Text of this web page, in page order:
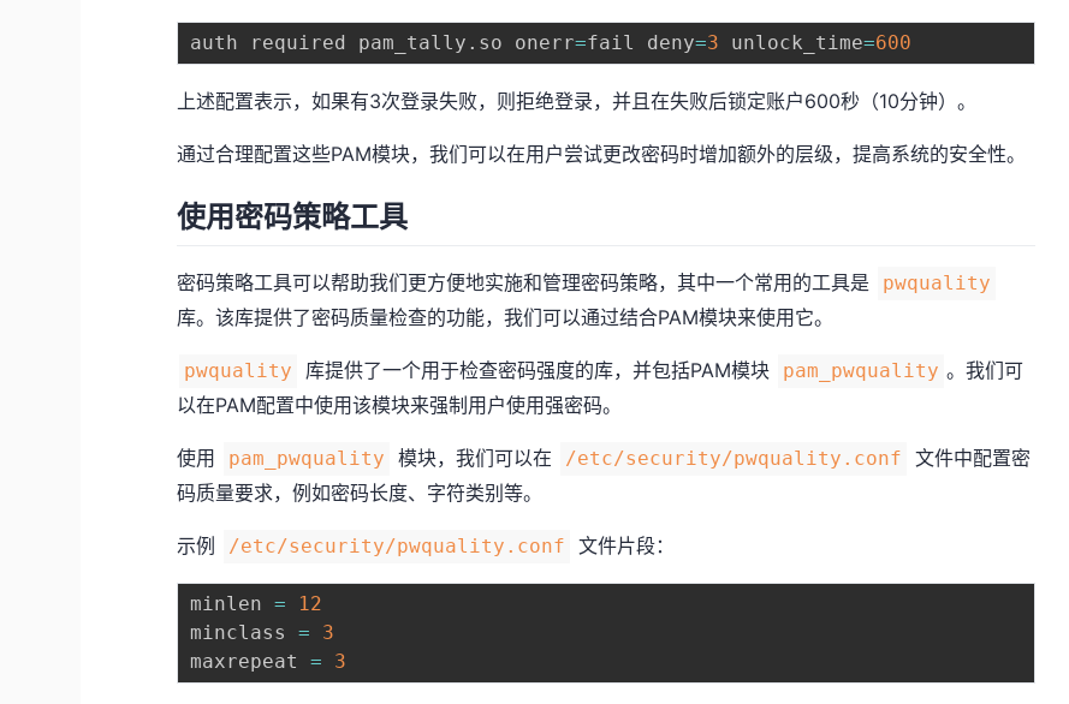
auth required pam_tally . so onerr=fail deny=3 unlock_time=600
上述配置表示，如果有3次登录失败，则拒绝登录，并且在失败后锁定账户600秒（10分钟）。
通过合理配置这些PAM模块，我们可以在用户尝试更改密码时增加额外的层级，提高系统的安全性。
使用密码策略工具
密码策略工具可以帮助我们更方便地实施和管理密码策略，其中一个常用的工具是 pwquality
库。该库提供了密码质量检查的功能，我们可以通过结合PAM模块来使用它。
pwquality 库提供了一个用于检查密码强度的库，并包括PAM模块 pam_pwquality 。我们可
以在PAM配置中使用该模块来强制用户使用强密码。
使用 pam_pwquality 模块，我们可以在 /etc/security/pwquality.conf
文件中配置密
码质量要求，例如密码长度、字符类别等。
示例 /etc/security/pwquality.conf 文件片段：
minlen =
12
minclass =
3
maxrepeat = 3